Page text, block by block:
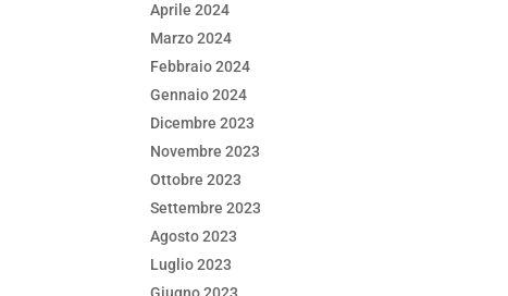
Aprile 2024
Marzo 2024
Febbraio 2024
Gennaio 2024
Dicembre 2023
Novembre 2023
Ottobre 2023
Settembre 2023
Agosto 2023
Luglio 2023